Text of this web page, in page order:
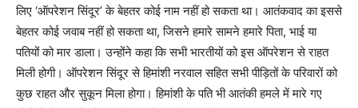
लिए ‘ऑपरेशन सिंदूर’ के बेहतर कोई नाम नहीं हो सकता था। आतंकवाद का इससे
बेहतर कोई जवाब नहीं हो सकता था, जिसने हमारे सामने हमारे पिता, भाई या
पतियों को मार डाला। उन्होंने कहा कि सभी भारतीयों को इस ऑपरेशन से राहत
मिली होगी। ऑपरेशन सिंदूर से हिमांशी नरवाल सहित सभी पीड़ितों के परिवारों को
कुछ राहत और सुकून मिला होगा। हिमांशी के पति भी आतंकी हमले में मारे गए